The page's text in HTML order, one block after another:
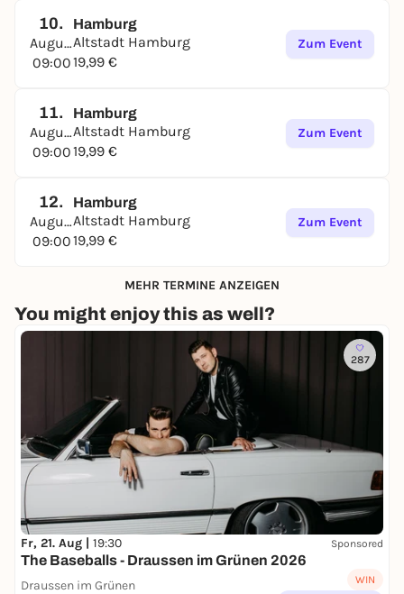
10.
August
09:00
Hamburg
Altstadt Hamburg
19,99 €
Zum Event
11.
August
09:00
Hamburg
Altstadt Hamburg
19,99 €
Zum Event
12.
August
09:00
Hamburg
Altstadt Hamburg
19,99 €
Zum Event
MEHR TERMINE ANZEIGEN
You might enjoy this as well?
287
Fr, 21. Aug | 19:30 Sponsored
The Baseballs - Draussen im Grünen 2026
Draussen im Grünen
WIN